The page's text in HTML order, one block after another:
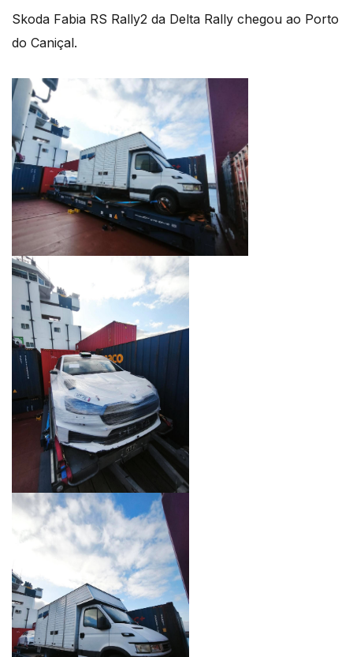
Skoda Fabia RS Rally2 da Delta Rally chegou ao Porto
do Caniçal.